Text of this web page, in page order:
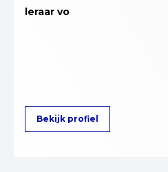
leraar vo
Bekijk profiel